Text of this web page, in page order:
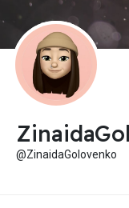
@ZinaidaGolovenko